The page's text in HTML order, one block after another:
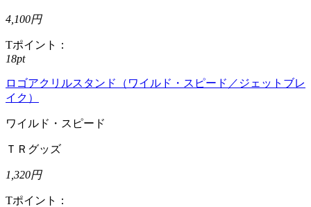
4,100円
Tポイント：
18pt
ロゴアクリルスタンド（ワイルド・スピード／ジェットブレ
イク）
ワイルド・スピード
ＴＲグッズ
1,320円
Tポイント：